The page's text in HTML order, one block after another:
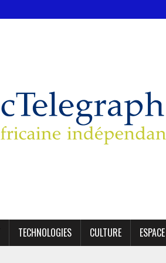
TECHNOLOGIES CULTURE